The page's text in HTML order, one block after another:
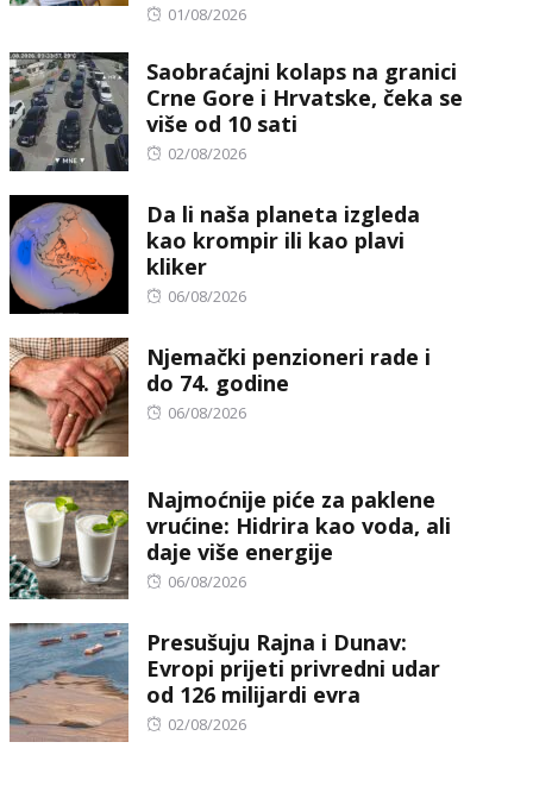
Posted
01/08/2026
Saobraćajni kolaps na granici
Crne Gore i Hrvatske, čeka se
više od 10 sati
Posted
02/08/2026
Da li naša planeta izgleda
kao krompir ili kao plavi
kliker
Posted
06/08/2026
Njemački penzioneri rade i
do 74. godine
Posted
06/08/2026
Najmoćnije piće za paklene
vrućine: Hidrira kao voda, ali
daje više energije
Posted
06/08/2026
Presušuju Rajna i Dunav:
Evropi prijeti privredni udar
od 126 milijardi evra
Posted
02/08/2026